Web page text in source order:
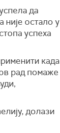
да
није остало у
успеха
када
рад помаже
долази